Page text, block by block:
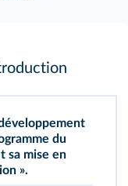
du
sa mise en
».